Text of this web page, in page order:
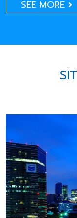
SEE MORE